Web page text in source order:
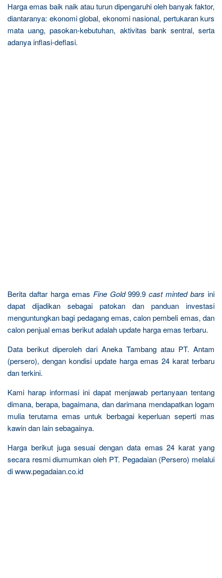
Harga emas baik naik atau turun dipengaruhi oleh banyak faktor,
diantaranya: ekonomi global, ekonomi nasional, pertukaran kurs
mata uang, pasokan-kebutuhan, aktivitas bank sentral, serta
adanya inflasi-deflasi.
Berita daftar harga emas Fine Gold999.9cast minted barsini
dapat dijadikan sebagai patokan dan panduan investasi
menguntungkan bagi pedagang emas, calon pembeli emas, dan
calon penjual emas berikut adalah update harga emas terbaru.
Data berikut diperoleh dari Aneka Tambang atau PT. Antam
(persero), dengan kondisi update harga emas 24 karat terbaru
dan terkini.
Kami harap informasi ini dapat menjawab pertanyaan tentang
dimana, berapa, bagaimana, dan darimana mendapatkan logam
mulia terutama emas untuk berbagai keperluan seperti mas
kawin dan lain sebagainya.
Harga berikut juga sesuai dengan data emas 24 karat yang
secara resmi diumumkan oleh PT. Pegadaian (Persero) melalui
di www.pegadaian.co.id